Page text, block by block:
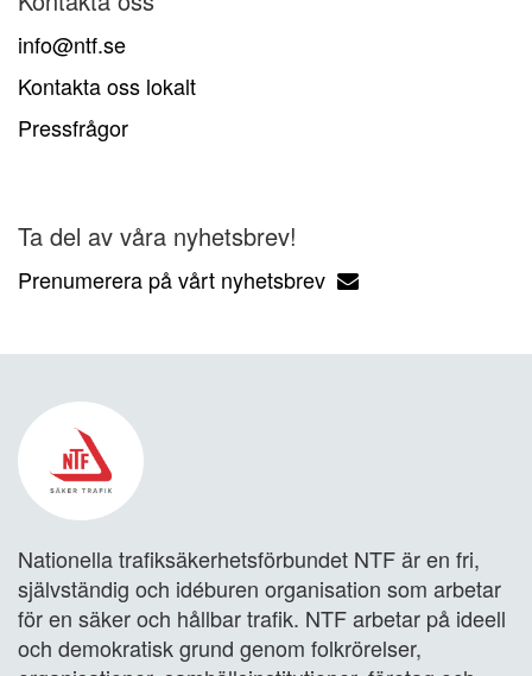
info@ntf.se
Kontakta oss lokalt
Pressfrågor
Ta del av våra nyhetsbrev!
Prenumerera på vårt nyhetsbrev
Nationella trafiksäkerhetsförbundet NTF är en fri,
självständig och idéburen organisation som arbetar
för en säker och hållbar trafik. NTF arbetar på ideell
och demokratisk grund genom folkrörelser,